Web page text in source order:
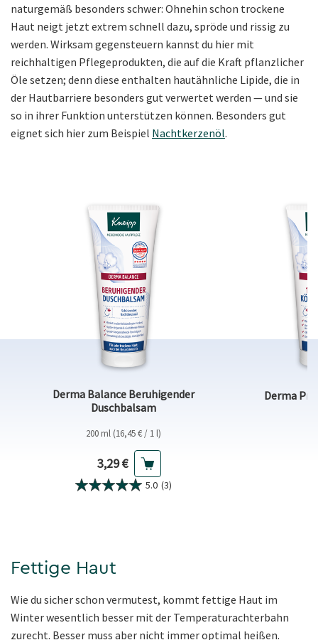
naturgemäß besonders schwer: Ohnehin schon trockene
Haut neigt jetzt extrem schnell dazu, spröde und rissig zu
werden. Wirksam gegensteuern kannst du hier mit
reichhaltigen Pflegeprodukten, die auf die Kraft pflanzlicher
Öle setzen; denn diese enthalten hautähnliche Lipide, die in
der Hautbarriere besonders gut verwertet werden — und sie
so in ihrer Funktion unterstützen können. Besonders gut
eignet sich hier zum Beispiel Nachtkerzenöl.
Derma Balance Beruhigender
Duschbalsam
200 ml (16,45 € / 1 l)
Aktueller Preis
3,29 €
5.0 (3)
Derma
Fettige Haut
Wie du sicher schon vermutest, kommt fettige Haut im
Winter wesentlich besser mit der Temperaturachterbahn
zurecht. Besser muss aber nicht immer optimal heißen.